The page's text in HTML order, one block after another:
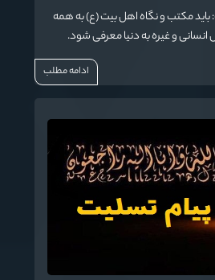
باید مکتب و نگاه اهل بیت (ع) به همه
انسانی و غیره به دنیا معرفی شود.
ادامه مطلب